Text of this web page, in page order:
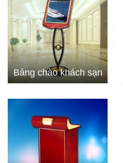
Bảng chào khách sạn